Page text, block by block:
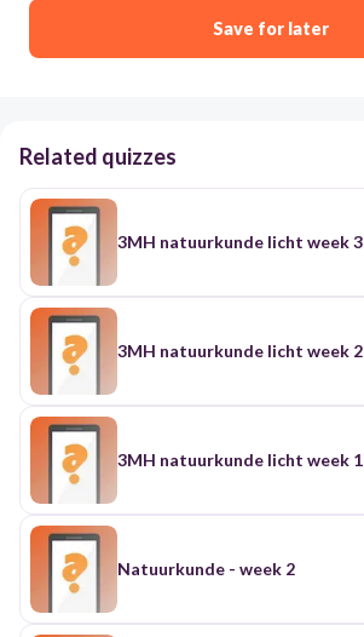
Save for later
Related quizzes
3MH natuurkunde licht week 3
3MH natuurkunde licht week 2
3MH natuurkunde licht week 1
Natuurkunde - week 2